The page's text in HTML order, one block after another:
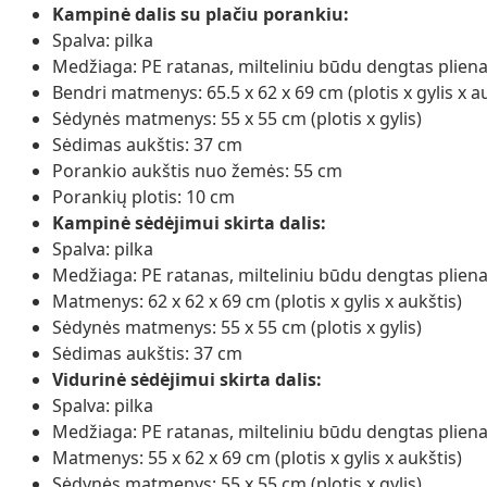
Kampinė dalis su plačiu porankiu:
Spalva: pilka
Medžiaga: PE ratanas, milteliniu būdu dengtas
Bendri matmenys: 65.5 x 62 x 69 cm (plotis x gylis x
Sėdynės matmenys: 55 x 55 cm (plotis x gylis)
Sėdimas aukštis: 37 cm
Porankio aukštis nuo žemės: 55 cm
Porankių plotis: 10 cm
Kampinė sėdėjimui skirta dalis:
Spalva: pilka
Medžiaga: PE ratanas, milteliniu būdu dengtas
Matmenys: 62 x 62 x 69 cm (plotis x gylis x aukštis)
Sėdynės matmenys: 55 x 55 cm (plotis x gylis)
Sėdimas aukštis: 37 cm
Vidurinė sėdėjimui skirta dalis:
Spalva: pilka
Medžiaga: PE ratanas, milteliniu būdu dengtas
Matmenys: 55 x 62 x 69 cm (plotis x gylis x aukštis)